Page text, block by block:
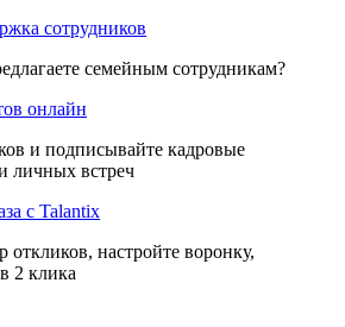
сотрудников
семейным сотрудникам?
онлайн
и подписывайте кадровые
личных встреч
с Talantix
откликов, настройте воронку,
2 клика